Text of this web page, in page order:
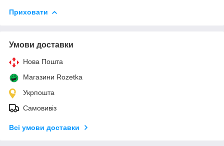
Приховати
Умови доставки
Нова Пошта
Магазини Rozetka
Укрпошта
Самовивіз
Всі умови доставки